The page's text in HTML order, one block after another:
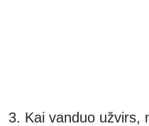
Kai vanduo užvirs,